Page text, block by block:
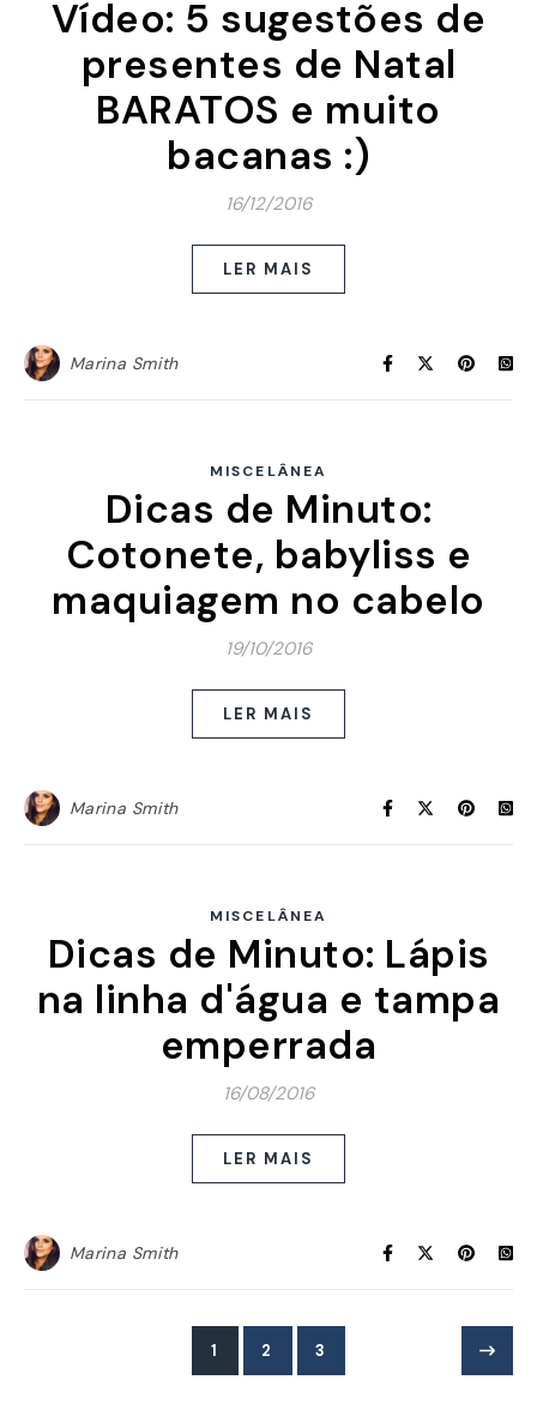
Vídeo: 5 sugestões de
presentes de Natal
BARATOS e muito
bacanas :)
16/12/2016
LER MAIS
Marina Smith
MISCELÂNEA
Dicas de Minuto:
Cotonete, babyliss e
maquiagem no cabelo
19/10/2016
LER MAIS
Marina Smith
MISCELÂNEA
Dicas de Minuto: Lápis
na linha d'água e tampa
emperrada
16/08/2016
LER MAIS
Marina Smith
1 2 3